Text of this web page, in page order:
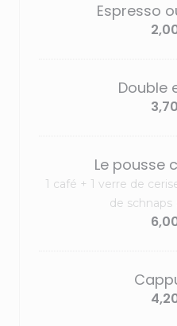
Espresso
Double
Le pousse
1 café + 1 verre de
de schnaps